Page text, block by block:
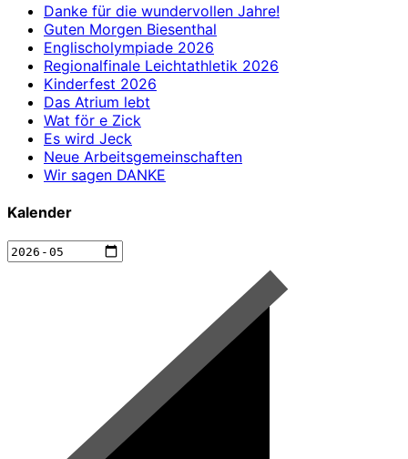
Danke für die wundervollen Jahre!
Guten Morgen Biesenthal
Englischolympiade 2026
Regionalfinale Leichtathletik 2026
Kinderfest 2026
Das Atrium lebt
Wat för e Zick
Es wird Jeck
Neue Arbeitsgemeinschaften
Wir sagen DANKE
Kalender